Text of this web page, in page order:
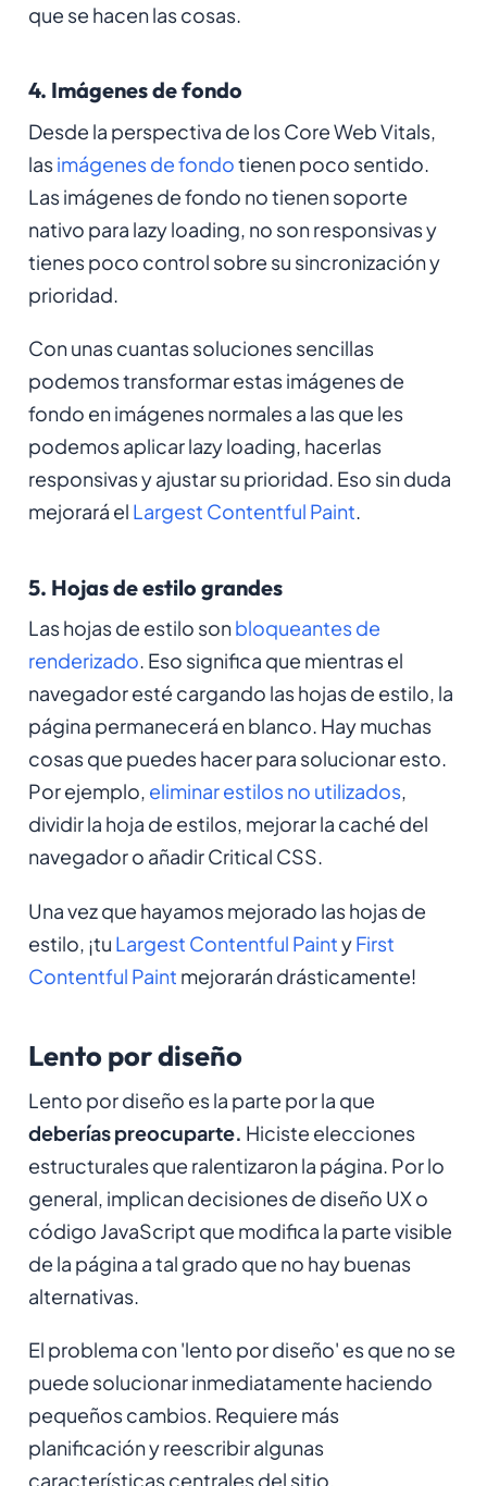
que se hacen las cosas.
4. Imágenes de fondo
Desde la perspectiva de los Core Web Vitals,
lasimágenes de fondotienen poco sentido.
Las imágenes de fondo no tienen soporte
nativo para lazy loading, no son responsivas y
tienes poco control sobre su sincronización y
prioridad.
Con unas cuantas soluciones sencillas
podemos transformar estas imágenes de
fondo en imágenes normales a las que les
podemos aplicar lazy loading, hacerlas
responsivas y ajustar su prioridad. Eso sin duda
mejorará el Largest Contentful Paint.
5. Hojas de estilo grandes
Las hojas de estilo sonbloqueantes de
renderizado. Eso significa que mientras el
navegador esté cargando las hojas de estilo, la
página permanecerá en blanco. Hay muchas
cosas que puedes hacer para solucionar esto.
Por ejemplo, eliminar estilos no utilizados,
dividir la hoja de estilos, mejorar la caché del
navegador o añadir Critical CSS.
Una vez que hayamos mejorado las hojas de
estilo, ¡tu Largest Contentful PaintyFirst
Contentful Paint mejorarán drásticamente!
Lento por diseño
Lento por diseño es la parte por la que
deberías preocuparte. Hiciste elecciones
estructurales que ralentizaron la página. Por lo
general, implican decisiones de diseño UX o
código JavaScript que modifica la parte visible
de la página a tal grado que no hay buenas
alternativas.
El problema con 'lento por diseño' es que no se
puede solucionar inmediatamente haciendo
pequeños cambios. Requiere más
planificación y reescribir algunas
características centrales del sitio.